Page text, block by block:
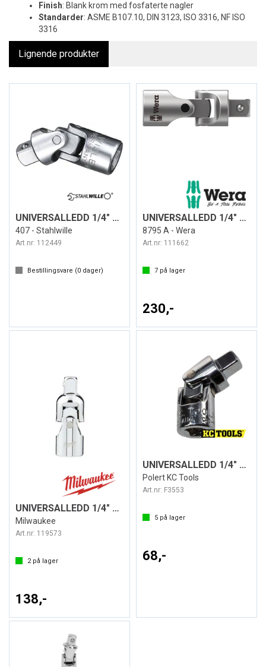
Finish: Blank krom med fosfaterte nagler
Standarder: ASME B107.10, DIN 3123, ISO 3316, NF ISO
3316
Lignende produkter
UNIVERSALLEDD 1/4" DR.
407 - Stahlwille
Art.nr: 112449
Bestillingsvare (0 dager)
UNIVERSALLEDD 1/4" DR.
8795 A - Wera
Art.nr: 111662
7 på lager
230,-
UNIVERSALLEDD 1/4" DR.
Milwaukee
Art.nr: 119573
2på lager
138,-
UNIVERSALLEDD 1/4" DR.
Polert KC Tools
Art.nr: F3553
5 på lager
68,-